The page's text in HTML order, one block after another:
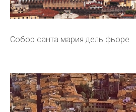
Собор санта мария дель фьоре